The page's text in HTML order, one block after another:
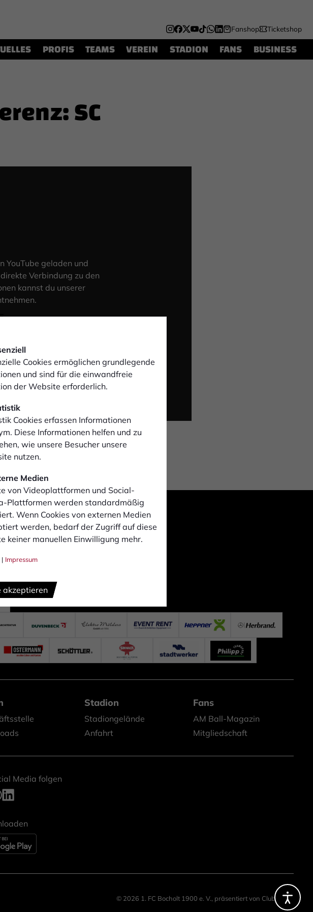
Cookies ermöglichen grundlegende
und sind für die einwandfreie
der Website erforderlich.
Cookies erfassen Informationen
Diese Informationen helfen und zu
wie unsere Besucher unsere
nutzen.
Medien
von Videoplattformen und Social-
Plattformen werden standardmäßig
Wenn Cookies von externen Medien
werden, bedarf der Zugriff auf diese
keiner manuellen Einwilligung mehr.
| Impressum
akzeptieren
Fanshop Ticketshop
PROFIS TEAMS VEREIN STADION FANS BUSINESS
SC
YouTube geladen und
Verbindung zu den
kannst du unserer
Stadion
Stadiongelände
Anfahrt
Fans
AM Ball-Magazin
Mitgliedschaft
Media folgen
© 2026 1. FC Bocholt 1900 e. V., präsentiert von ClubShare